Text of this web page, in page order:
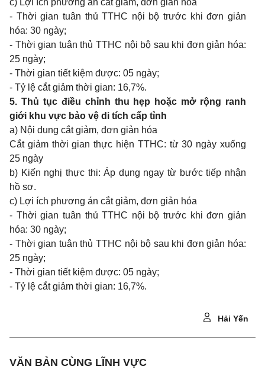
c) Lợi ích phương án cắt giảm, đơn giản hóa
- Thời gian tuân thủ TTHC nội bộ trước khi đơn giản
hóa: 30 ngày;
- Thời gian tuân thủ TTHC nội bộ sau khi đơn giản hóa:
25 ngày;
- Thời gian tiết kiệm được: 05 ngày;
- Tỷ lệ cắt giảm thời gian: 16,7%.
5. Thủ tục điều chỉnh thu hẹp hoặc mở rộng ranh
giới khu vực bảo vệ di tích cấp tỉnh
a) Nội dung cắt giảm, đơn giản hóa
Cắt giảm thời gian thực hiện TTHC: từ 30 ngày xuống
25 ngày
b) Kiến nghị thực thi: Áp dụng ngay từ bước tiếp nhận
hồ sơ.
c) Lợi ích phương án cắt giảm, đơn giản hóa
- Thời gian tuân thủ TTHC nội bộ trước khi đơn giản
hóa: 30 ngày;
- Thời gian tuân thủ TTHC nội bộ sau khi đơn giản hóa:
25 ngày;
- Thời gian tiết kiệm được: 05 ngày;
- Tỷ lệ cắt giảm thời gian: 16,7%.
Hải Yến
VĂN BẢN CÙNG LĨNH VỰC